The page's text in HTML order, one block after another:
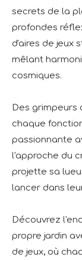
secrets de la
profondes
d'aires de jeux
mêlant
cosmiques.
Des grimpeurs
chaque
passionnante
l'approche du
projette sa
lancer dans
Découvrez
propre jardin
de jeux, où